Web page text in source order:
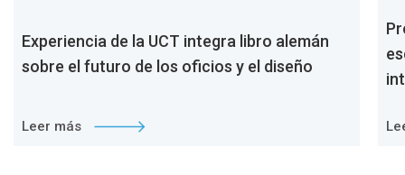
Experiencia de la UCT integra libro alemán
sobre el futuro de los oficios y el diseño
Leer más